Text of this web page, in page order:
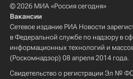
© 2026 МИА «Россия сегодня»
Вакансии
Сетевое издание РИА Новости
в Федеральной службе по надзору в
информационных технологий и
(Роскомнадзор) 08 апреля 2014 года.
Свидетельство о регистрации Эл №